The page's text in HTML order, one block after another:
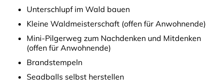
Unterschlupf im Wald bauen
Kleine Waldmeisterschaft (offen für Anwohnende)
Mini-Pilgerweg zum Nachdenken und Mitdenken
(offen für Anwohnende)
Brandstempeln
Seadballs selbst herstellen